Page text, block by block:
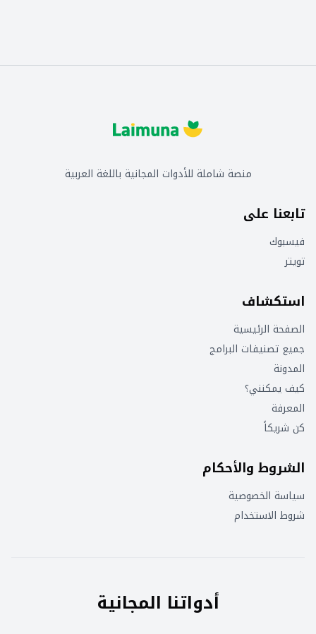
منصة شاملة للأدوات المجانية باللغة العربية
تابعنا على
فيسبوك
تويتر
استكشاف
الصفحة الرئيسية
جميع تصنيفات البرامج
المدونة
كيف يمكنني؟
المعرفة
كن شريكاً
الشروط والأحكام
سياسة الخصوصية
شروط الاستخدام
أدواتنا المجانية